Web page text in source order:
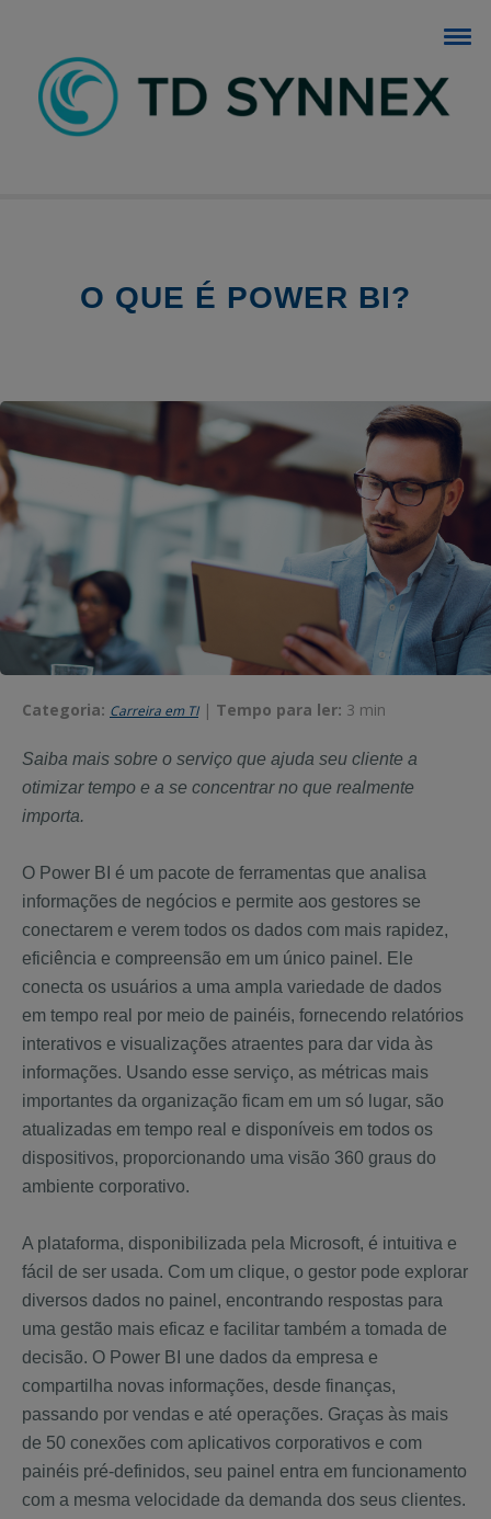
BLOG TD SYNNEX
O QUE É POWER BI?
Categoria: Carreira em TI | Tempo para ler: 3 min
Saiba mais sobre o serviço que ajuda seu cliente a
otimizar tempo e a se concentrar no que realmente
importa.
O Power BI é um pacote de ferramentas que analisa
informações de negócios e permite aos gestores se
conectarem e verem todos os dados com mais rapidez,
eficiência e compreensão em um único painel. Ele
conecta os usuários a uma ampla variedade de dados
em tempo real por meio de painéis, fornecendo relatórios
interativos e visualizações atraentes para dar vida às
informações. Usando esse serviço, as métricas mais
importantes da organização ficam em um só lugar, são
atualizadas em tempo real e disponíveis em todos os
dispositivos, proporcionando uma visão 360 graus do
ambiente corporativo.
A plataforma, disponibilizada pela Microsoft, é intuitiva e
fácil de ser usada. Com um clique, o gestor pode explorar
diversos dados no painel, encontrando respostas para
uma gestão mais eficaz e facilitar também a tomada de
decisão. O Power BI une dados da empresa e
compartilha novas informações, desde finanças,
passando por vendas e até operações. Graças às mais
de 50 conexões com aplicativos corporativos e com
painéis pré-definidos, seu painel entra em funcionamento
com a mesma velocidade da demanda dos seus clientes.